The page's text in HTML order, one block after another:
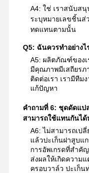
A4: ใช่ เราสนับส
ระบุหมายเลขชิ้นส่
ทดแทนตามนั้น
Q5: ฉันควรทำอย่าง
A5: ผลิตภัณฑ์ของเ
มีคุณภาพมีเสถียร
ติดต่อเรา เรามีที
แก้ปัญหา
คำถามที่ 6: ชุดดัดแป
สามารถใช้แทนกันได้
A6: ไม่สามารถเป
แล้วปะเก็นฝาสูบแ
การอัพเกรดที่สำคั
ส่งผลให้เกิดความ
ครอบวาล์ว ปะเก็น